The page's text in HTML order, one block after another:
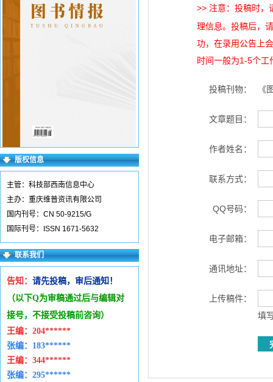
版权信息
主管：科技部西南信息中心
主办：重庆维普资讯有限公司
国内刊号：CN 50-9215/G
国际刊号：ISSN 1671-5632
联系我们
告知： 请先投稿，审后通知！
（以下Q为审稿通过后与编辑对
接号，不接受投稿前咨询）
王编： 204******
张编：183******
王编： 344******
张编：295******
>> 注意：投稿时，
理信息。投稿后，
功，在录用公告上
时间一般为1-5个工
投稿刊物： 《
文章题目：
作者姓名：
联系方式：
QQ号码：
电子邮箱：
通讯地址：
上传稿件：
填